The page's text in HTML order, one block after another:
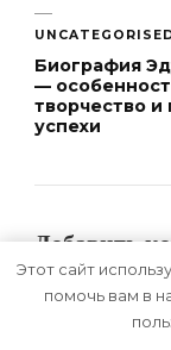
Биография
—
творчество
успехи
Добавить
Для
Этот сайт
помочь вам в